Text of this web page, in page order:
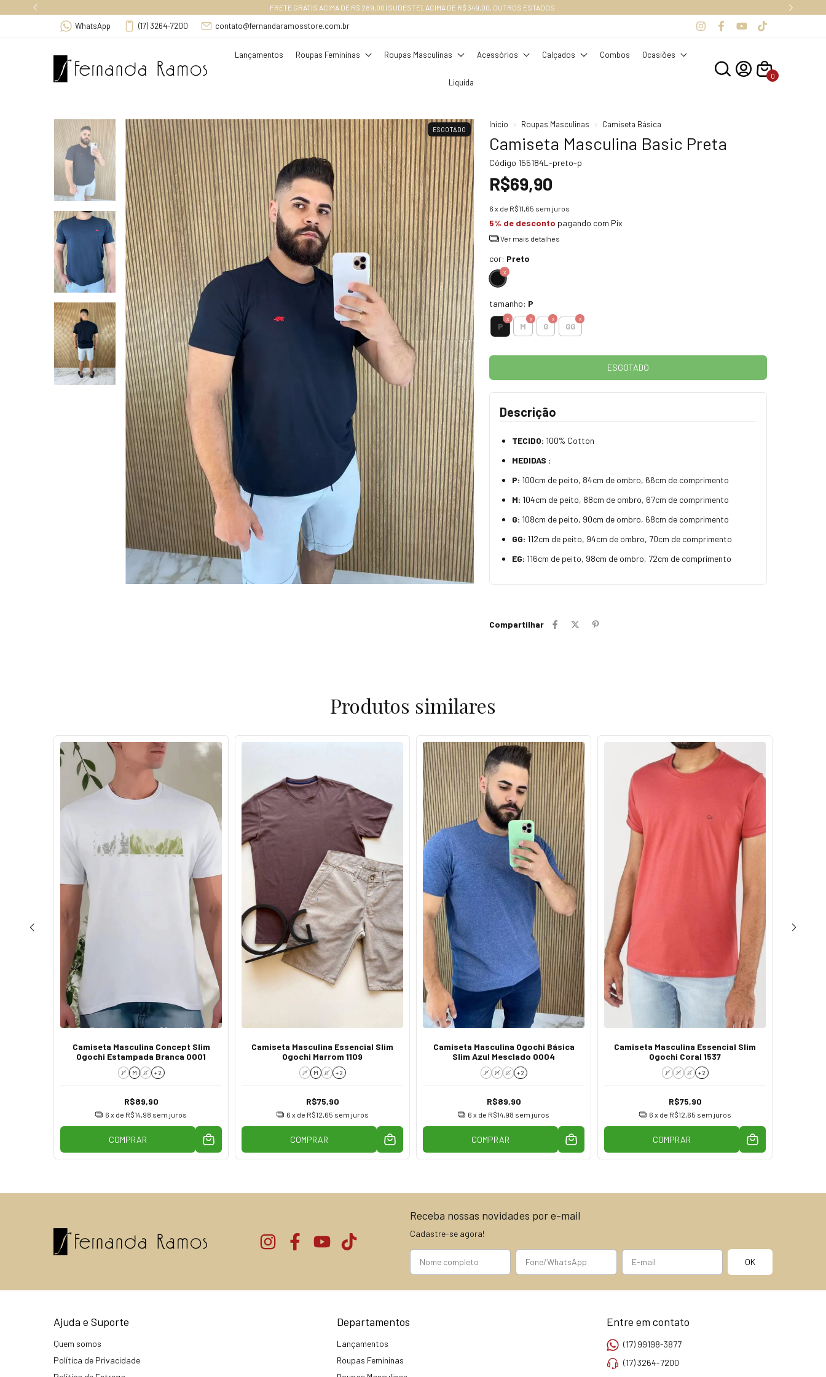
FRETE GRÁTIS ACIMA DE R$ 289,00 (SUDESTE), ACIMA DE R$ 349,00, OUTROS ESTADOS.
WhatsApp (17) 3264-7200 contato@fernandaramosstore.com.br
Lançamentos Roupas Femininas Roupas Masculinas Acessórios Calçados Combos Ocasiões
Liquida
0
ESGOTADO
Início Roupas Masculinas Camiseta Básica
Camiseta Masculina Basic Preta
Código 155184L-preto-p
R$69,90
6 x de R$11,65 sem juros
5% de desconto pagando com Pix
Ver mais detalhes
cor: Preto
tamanho: P
P M G GG
Descrição
TECIDO: 100% Cotton
MEDIDAS :
P: 100cm de peito, 84cm de ombro, 66cm de comprimento
M: 104cm de peito, 88cm de ombro, 67cm de comprimento
G: 108cm de peito, 90cm de ombro, 68cm de comprimento
GG: 112cm de peito, 94cm de ombro, 70cm de comprimento
EG: 116cm de peito, 98cm de ombro, 72cm de comprimento
Compartilhar
Produtos similares
Camiseta Masculina Concept Slim
Ogochi Estampada Branca 0001
P M G + 2
R$89,90
6 x de R$14,98 sem juros
COMPRAR
Camiseta Masculina Essencial Slim
Ogochi Marrom 1109
P M G + 2
R$75,90
6 x de R$12,65 sem juros
COMPRAR
Camiseta Masculina Ogochi Básica
Slim Azul Mesclado 0004
P M G + 2
R$89,90
6 x de R$14,98 sem juros
COMPRAR
Camiseta Masculina Essencial Slim
Ogochi Coral 1537
P M G + 2
R$75,90
6 x de R$12,65 sem juros
COMPRAR
Receba nossas novidades por e-mail
Cadastre-se agora!
Ajuda e Suporte
Quem somos
Política de Privacidade
Departamentos
Lançamentos
Roupas Femininas
Entre em contato
(17) 99198-3877
(17) 3264-7200